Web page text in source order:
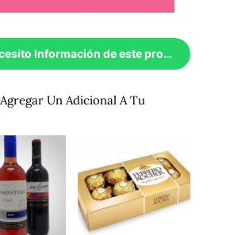
Necesito Información de este producto
Un Adicional A Tu